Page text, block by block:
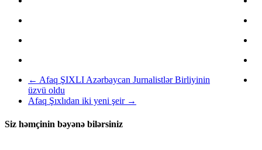
← Afaq ŞIXLI Azərbaycan Jurnalistlər Birliyinin
üzvü oldu
Afaq Şıxlıdan iki yeni şeir →
Siz həmçinin bəyənə bilərsiniz